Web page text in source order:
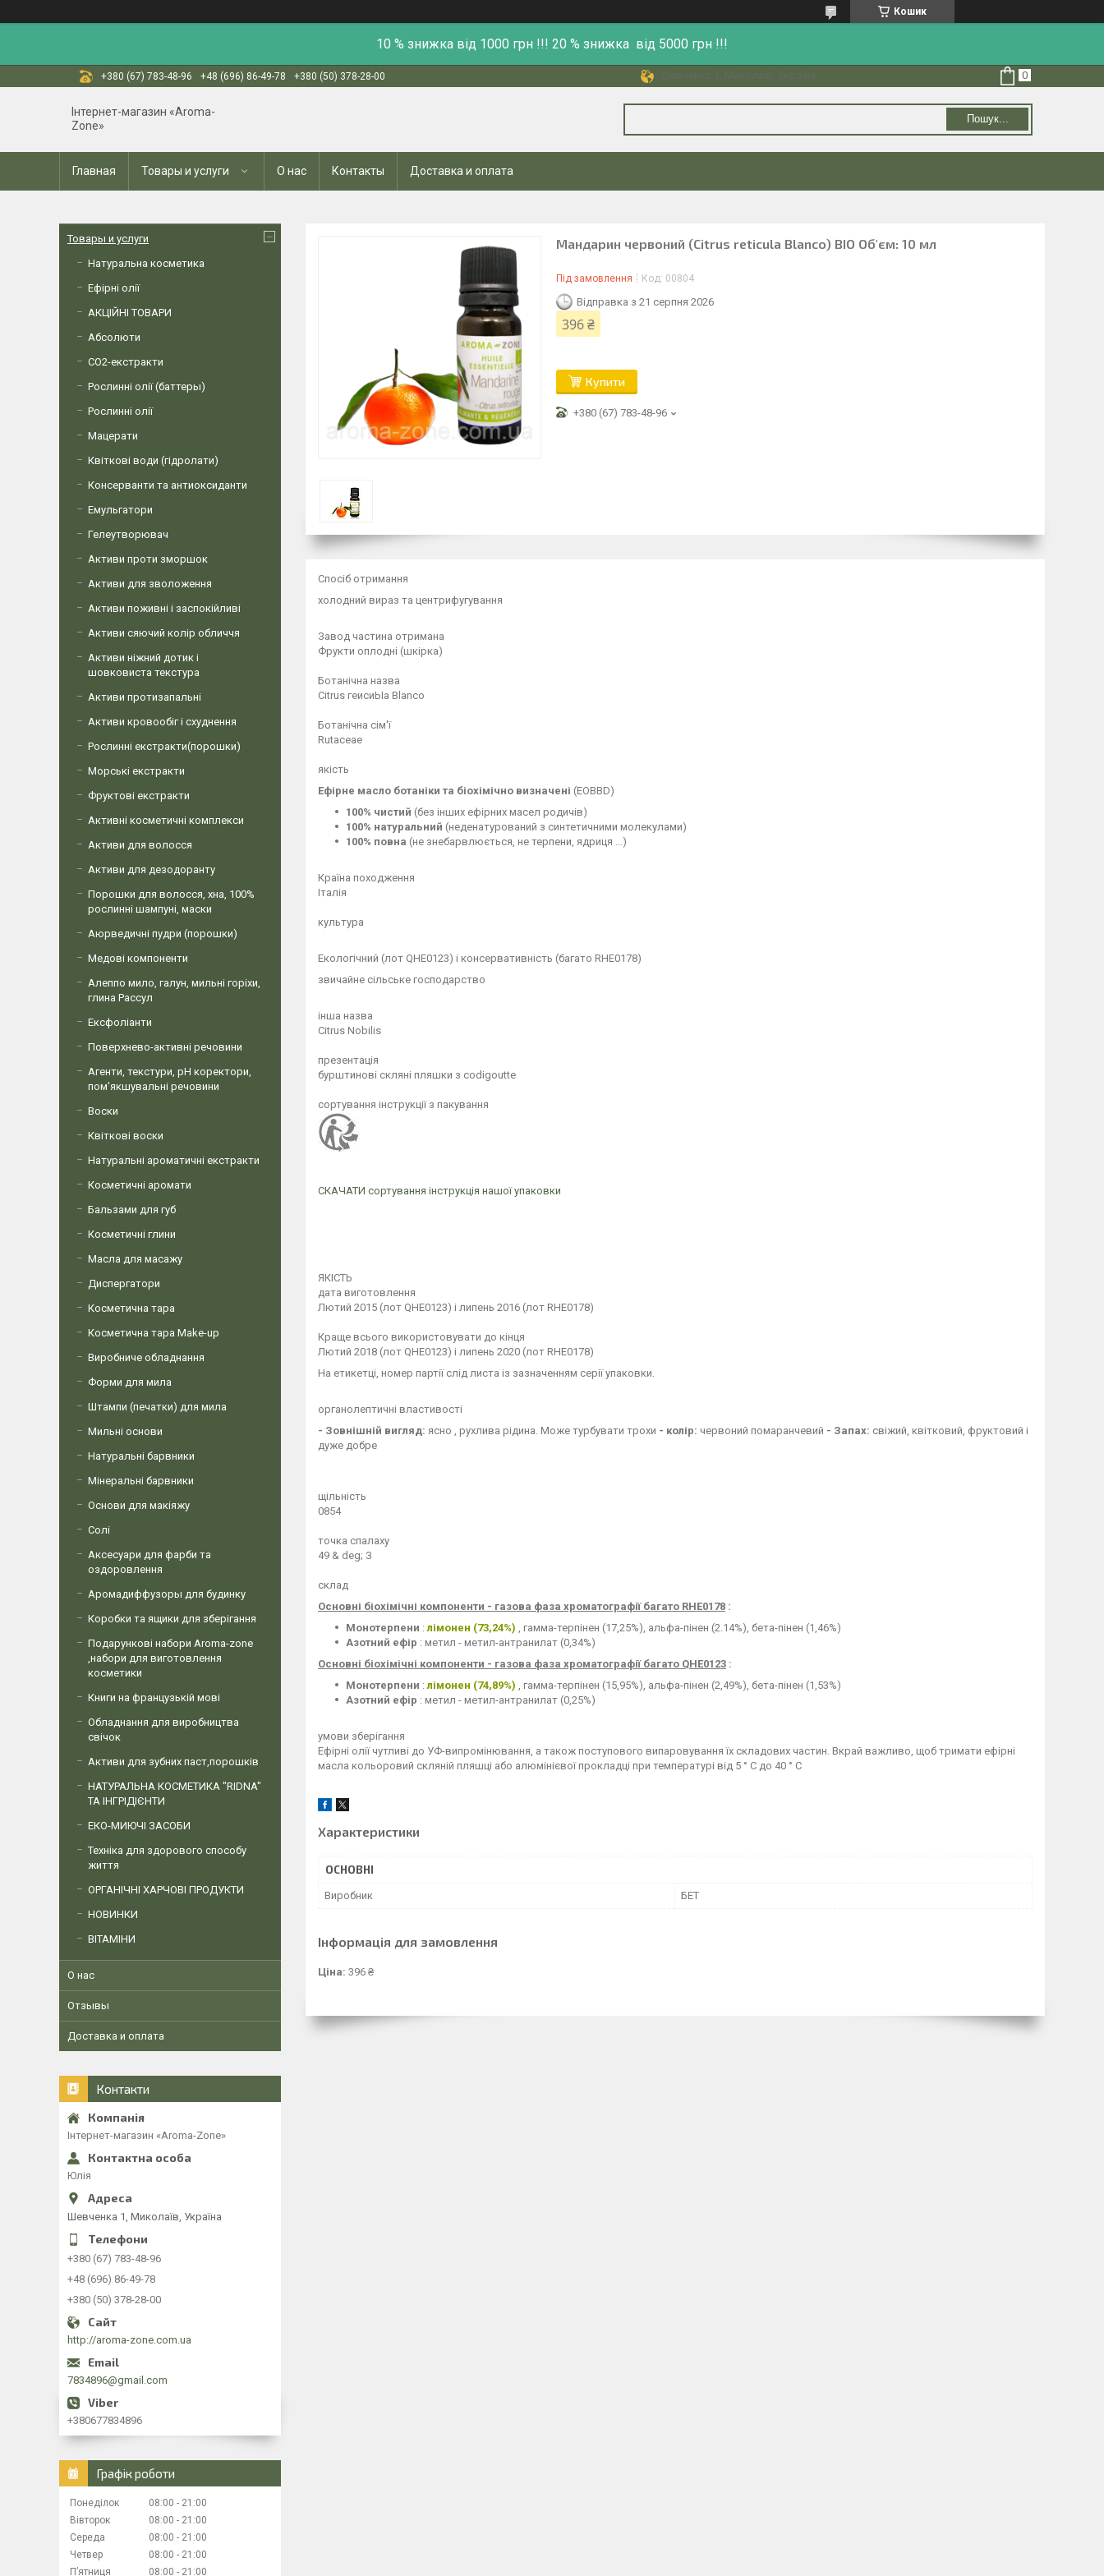
Кошик
10 % знижка від 1000 грн !!! 20 % знижка від 5000 грн !!!
+380 (67) 783-48-96 +48 (696) 86-49-78 +380 (50) 378-28-00 Шевченка 1, Миколаїв, Україна
Інтернет-магазин «Aroma-
Zone»
Пошук...
Главная Товары и услуги О нас Контакты Доставка и оплата
Мандарин червоний (Citrus reticula Blanco) BIO Об'єм: 10 мл
Під замовлення Код: 00804
Відправка з 21 серпня 2026
396 ₴
Купити
+380 (67) 783-48-96
Спосіб отримання
холодний вираз та центрифугування
Завод частина отримана
Фрукти оплодні (шкірка)
Ботанічна назва
Citrus геисиЫа Blanco
Ботанічна сім'ї
Rutaceae
якість
Ефірне масло ботаніки та біохімічно визначені (EOBBD)
100% чистий (без інших ефірних масел родичів)
100% натуральний (неденатурований з синтетичними молекулами)
100% повна (не знебарвлюється, не терпени, ядриця ...)
Країна походження
Італія
культура
Екологічний (лот QHE0123) і консервативність (багато RHE0178)
звичайне сільське господарство
інша назва
Citrus Nobilis
презентація
бурштинові скляні пляшки з codigoutte
сортування інструкції з пакування
СКАЧАТИ сортування інструкція нашої упаковки
ЯКІСТЬ
дата виготовлення
Лютий 2015 (лот QHE0123) і липень 2016 (лот RHE0178)
Краще всього використовувати до кінця
Лютий 2018 (лот QHE0123) і липень 2020 (лот RHE0178)
На етикетці, номер партії слід листа із зазначенням серії упаковки.
органолептичні властивості
- Зовнішній вигляд: ясно , рухлива рідина. Може турбувати трохи - колір: червоний помаранчевий - Запах: свіжий, квітковий, фруктовий і
дуже добре
щільність
0854
точка спалаху
49 & deg; З
склад
Основні біохімічні компоненти - газова фаза хроматографії багато RHE0178 :
Монотерпени :лімонен (73,24%) , гамма-терпінен (17,25%), альфа-пінен (2.14%), бета-пінен (1,46%)
Азотний ефір : метил - метил-антранилат (0,34%)
Основні біохімічні компоненти - газова фаза хроматографії багато QHE0123 :
Монотерпени :лімонен (74,89%) , гамма-терпінен (15,95%), альфа-пінен (2,49%), бета-пінен (1,53%)
Азотний ефір : метил - метил-антранилат (0,25%)
умови зберігання
Ефірні олії чутливі до УФ-випромінювання, а також поступового випаровування їх складових частин. Вкрай важливо, щоб тримати ефірні
масла кольоровий скляній пляшці або алюмінієвої прокладці при температурі від 5 ° С до 40 ° С
Характеристики
ОСНОВНІ
Виробник БЕТ
Інформація для замовлення
Ціна: 396 ₴
Товары и услуги
Натуральна косметика
Ефірні олії
АКЦІЙНІ ТОВАРИ
Абсолюти
СО2-екстракти
Рослинні олії (баттеры)
Рослинні олії
Мацерати
Квіткові води (гідролати)
Консерванти та антиоксиданти
Емульгатори
Гелеутворювач
Активи проти зморшок
Активи для зволоження
Активи поживні і заспокійливі
Активи сяючий колір обличчя
Активи ніжний дотик і
шовковиста текстура
Активи протизапальні
Активи кровообіг і схуднення
Рослинні екстракти(порошки)
Морські екстракти
Фруктові екстракти
Активні косметичні комплекси
Активи для волосся
Активи для дезодоранту
Порошки для волосся, хна, 100%
рослинні шампуні, маски
Аюрведичні пудри (порошки)
Медові компоненти
Алеппо мило, галун, мильні горіхи,
глина Рассул
Ексфоліанти
Поверхнево-активні речовини
Агенти, текстури, рН коректори,
пом'якшувальні речовини
Воски
Квіткові воски
Натуральні ароматичні екстракти
Косметичні аромати
Бальзами для губ
Косметичні глини
Масла для масажу
Диспергатори
Косметична тара
Косметична тара Make-up
Виробниче обладнання
Форми для мила
Штампи (печатки) для мила
Мильні основи
Натуральні барвники
Мінеральні барвники
Основи для макіяжу
Солі
Аксесуари для фарби та
оздоровлення
Аромадиффузоры для будинку
Коробки та ящики для зберігання
Подарункові набори Aroma-zone
,набори для виготовлення
косметики
Книги на французькій мові
Обладнання для виробництва
свічок
Активи для зубних паст,порошків
НАТУРАЛЬНА КОСМЕТИКА "RIDNA"
ТА ІНГРІДІЄНТИ
ЕКО-МИЮЧІ ЗАСОБИ
Техніка для здорового способу
життя
ОРГАНІЧНІ ХАРЧОВІ ПРОДУКТИ
НОВИНКИ
ВІТАМІНИ
О нас
Отзывы
Доставка и оплата
Контакти
Інтернет-магазин «Aroma-Zone»
Юлія
Шевченка 1, Миколаїв, Україна
+380 (67) 783-48-96
+48 (696) 86-49-78
+380 (50) 378-28-00
http://aroma-zone.com.ua
7834896@gmail.com
+380677834896
Графік роботи
Понеділок 08:00
21:00
Вівторок
08:00
21:00
Середа
08:00
21:00
Четвер
08:00
21:00
Пʼятниця
08:00 21:00